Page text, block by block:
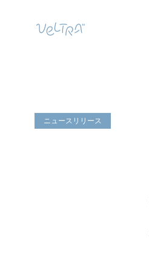
ニュースリリース